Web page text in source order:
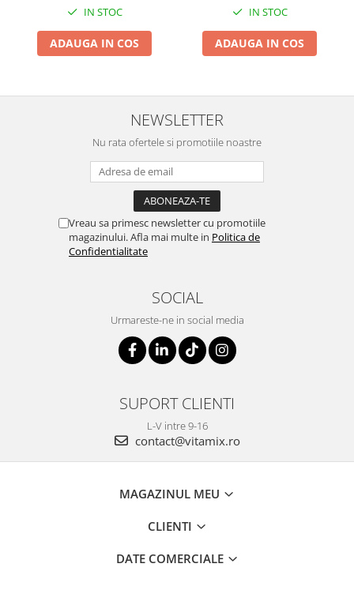
IN STOC
ADAUGA IN COS
IN STOC
ADAUGA IN COS
NEWSLETTER
Nu rata ofertele si promotiile noastre
Vreau sa primesc newsletter cu promotiile
magazinului. Afla mai multe in Politica de
Confidentialitate
SOCIAL
Urmareste-ne in social media
SUPORT CLIENTI
L-V intre 9-16
contact@vitamix.ro
MAGAZINUL MEU
CLIENTI
DATE COMERCIALE